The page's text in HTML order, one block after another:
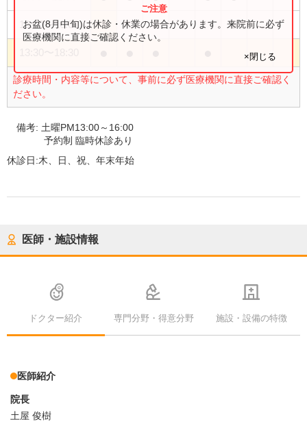
13:00〜16:00 ●
診療時間・内容等について、事前に必ず医療機関に直接ご確認く
ださい。
お盆(8月中旬)は休診・休業の場合があります。来院前に必ず
医療機関に直接ご確認ください。
×閉じる
備考: 土曜PM13:00～16:00
予約制 臨時休診あり
休診日:木、日、祝、年末年始
医師・施設情報
ドクター紹介 専門分野・得意分野 施設・設備の特徴
医師紹介
院長
土屋 俊樹